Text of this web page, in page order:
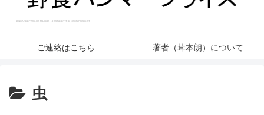
ご連絡はこちら 著者（茸本朗）について
虫